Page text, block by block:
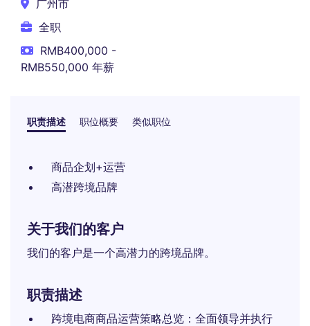
广州市
全职
RMB400,000 -
RMB550,000 年薪
职责描述 职位概要 类似职位
商品企划+运营
高潜跨境品牌
关于我们的客户
我们的客户是一个高潜力的跨境品牌。
职责描述
跨境电商商品运营策略总览：全面领导并执行